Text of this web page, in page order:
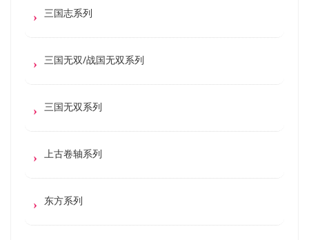
三国志系列
三国无双/战国无双系列
三国无双系列
上古卷轴系列
东方系列